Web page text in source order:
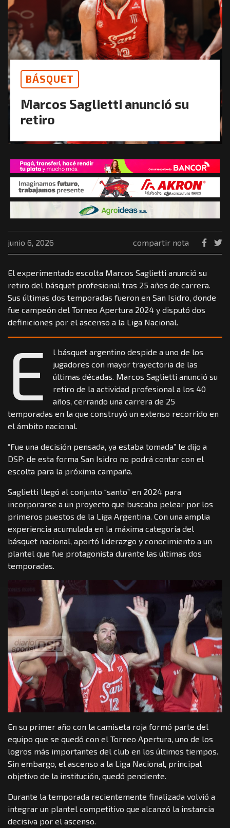
BÁSQUET
Marcos Saglietti anunció su
retiro
junio 6, 2026 compartir nota
El experimentado escolta Marcos Saglietti anunció su
retiro del básquet profesional tras 25 años de carrera.
Sus últimas dos temporadas fueron en San Isidro, donde
fue campeón del Torneo Apertura 2024 y disputó dos
definiciones por el ascenso a la Liga Nacional.
E
l básquet argentino despide a uno de los
jugadores con mayor trayectoria de las
últimas décadas. Marcos Saglietti anunció su
retiro de la actividad profesional a los 40
años, cerrando una carrera de 25
temporadas en la que construyó un extenso recorrido en
el ámbito nacional.
“Fue una decisión pensada, ya estaba tomada” le dijo a
DSP: de esta forma San Isidro no podrá contar con el
escolta para la próxima campaña.
Saglietti llegó al conjunto “santo” en 2024 para
incorporarse a un proyecto que buscaba pelear por los
primeros puestos de la Liga Argentina. Con una amplia
experiencia acumulada en la máxima categoría del
básquet nacional, aportó liderazgo y conocimiento a un
plantel que fue protagonista durante las últimas dos
temporadas.
En su primer año con la camiseta roja formó parte del
equipo que se quedó con el Torneo Apertura, uno de los
logros más importantes del club en los últimos tiempos.
Sin embargo, el ascenso a la Liga Nacional, principal
objetivo de la institución, quedó pendiente.
Durante la temporada recientemente finalizada volvió a
integrar un plantel competitivo que alcanzó la instancia
decisiva por el ascenso.